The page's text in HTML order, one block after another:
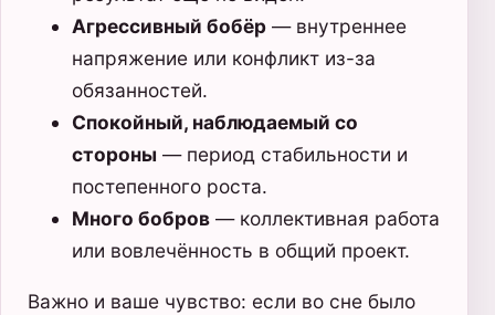
Агрессивный бобёр — внутреннее
напряжение или конфликт из-за
обязанностей.
Спокойный, наблюдаемый со
стороны — период стабильности и
постепенного роста.
Много бобров — коллективная работа
или вовлечённость в общий проект.
Важно и ваше чувство: если во сне было